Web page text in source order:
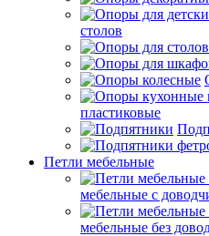
столов
пластиковые
Петли мебельные
мебельные с
мебельные без